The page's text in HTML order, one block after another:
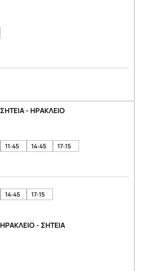
ΣΗΤΕΙΑ - ΗΡΑΚΛΕΙΟ
11:45 14:45 17:15
14:45 17:15
ΗΡΑΚΛΕΙΟ - ΣΗΤΕΙΑ